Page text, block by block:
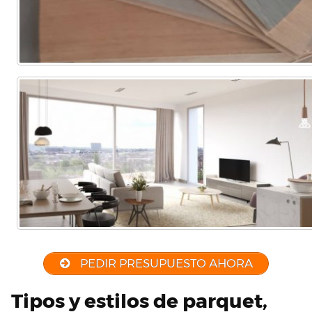
etc…
PEDIR PRESUPUESTO AHORA
Tipos y estilos de parquet,